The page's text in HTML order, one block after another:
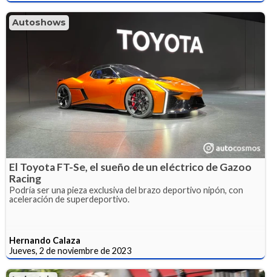
Autoshows
El Toyota FT-Se, el sueño de un eléctrico de Gazoo
Racing
Podría ser una pieza exclusiva del brazo deportivo nipón, con
aceleración de superdeportivo.
Hernando Calaza
Jueves, 2 de noviembre de 2023